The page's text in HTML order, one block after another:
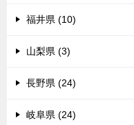
福井県 (10)
山梨県 (3)
長野県 (24)
岐阜県 (24)